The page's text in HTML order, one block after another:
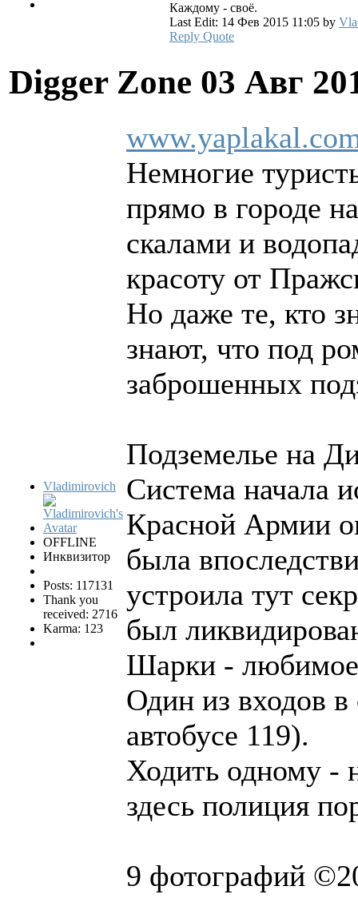
Каждому - своё.
Last Edit: 14 Фев 2015 11:05 by
Reply Quote
Digger Zone 03 Авг
Vladimirovich
OFFLINE
Инквизитор
Posts: 117131
Thank you
received: 2716
Karma: 123
Немногие
прямо в городе
скалами и
красоту от
Но даже те, кто
знают, что под
заброшенных
Подземелье на
Система начала
Красной Армии
была
устроила тут
был
Шарки - любимое
Один из входов в
автобусе 119).
Ходить одному -
здесь полиция
9 фотографий